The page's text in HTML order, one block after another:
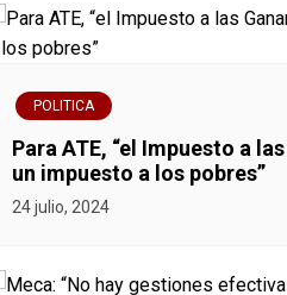
d
a
s
POLITICA
Para ATE, “el Impuesto a
un impuesto a los pobres”
24 julio, 2024